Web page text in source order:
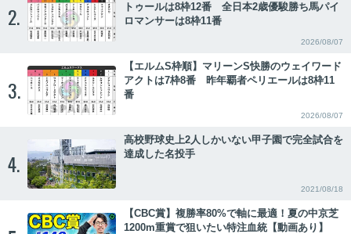
2.
トゥールは8枠12番 全日本2歳優駿勝ち馬パイ
ロマンサーは8枠11番
2026/08/07
3.
【エルムS枠順】マリーンS快勝のウェイワード
アクトは7枠8番 昨年覇者ペリエールは8枠11
番
2026/08/07
4.
高校野球史上2人しかいない甲子園で完全試合を
達成した名投手
2021/08/18
【CBC賞】複勝率80%で軸に最適！夏の中京芝
1200m重賞で狙いたい特注血統【動画あり】